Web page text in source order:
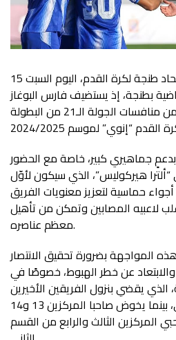
تتّجه أنظار عشاق نادي اتحاد طنجة لكرة القدم، اليوم السبت 15
بطنجة، إذ يستضيف فارس البوغاز
نظيره أولمبيك آسفي، ضمن منافسات الجولة الـ21 من البطولة
جماهيري كبير، خاصة مع الحضور
هيركوليس”، الذي سيكون لأوّل
حماسية لتعزيز معنويات الفريق
لاعبيه المصابين وتمكن من تأهيل
معظم عناصره.
المواجهة بضرورة تحقيق الانتصار
عن خطر الهبوط، خصوصًا في
الذي يقضي بنزول الفريقين الأخيرين
مباشرة إلى القسم الثاني، بينما يخوض صاحبا المركزين 13 و14
المركزين الثالث والرابع من القسم